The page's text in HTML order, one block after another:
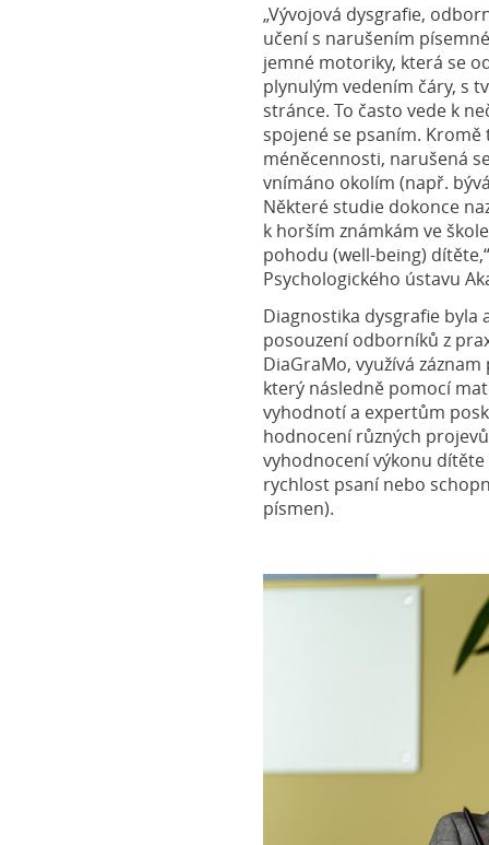
„Vývojová dysgrafie,
učení s narušením
jemné motoriky, která se
plynulým vedením čáry, s
stránce. To často vede k
spojené se psaním.
méněcennosti, narušená
vnímáno okolím (např.
Některé studie dokonce
k horším známkám ve
pohodu (well-being)
Psychologického ústavu
Diagnostika dysgrafie byla
posouzení odborníků z
DiaGraMo, využívá
který následně pomocí
vyhodnotí a expertům
hodnocení různých
vyhodnocení výkonu
rychlost psaní nebo
písmen).